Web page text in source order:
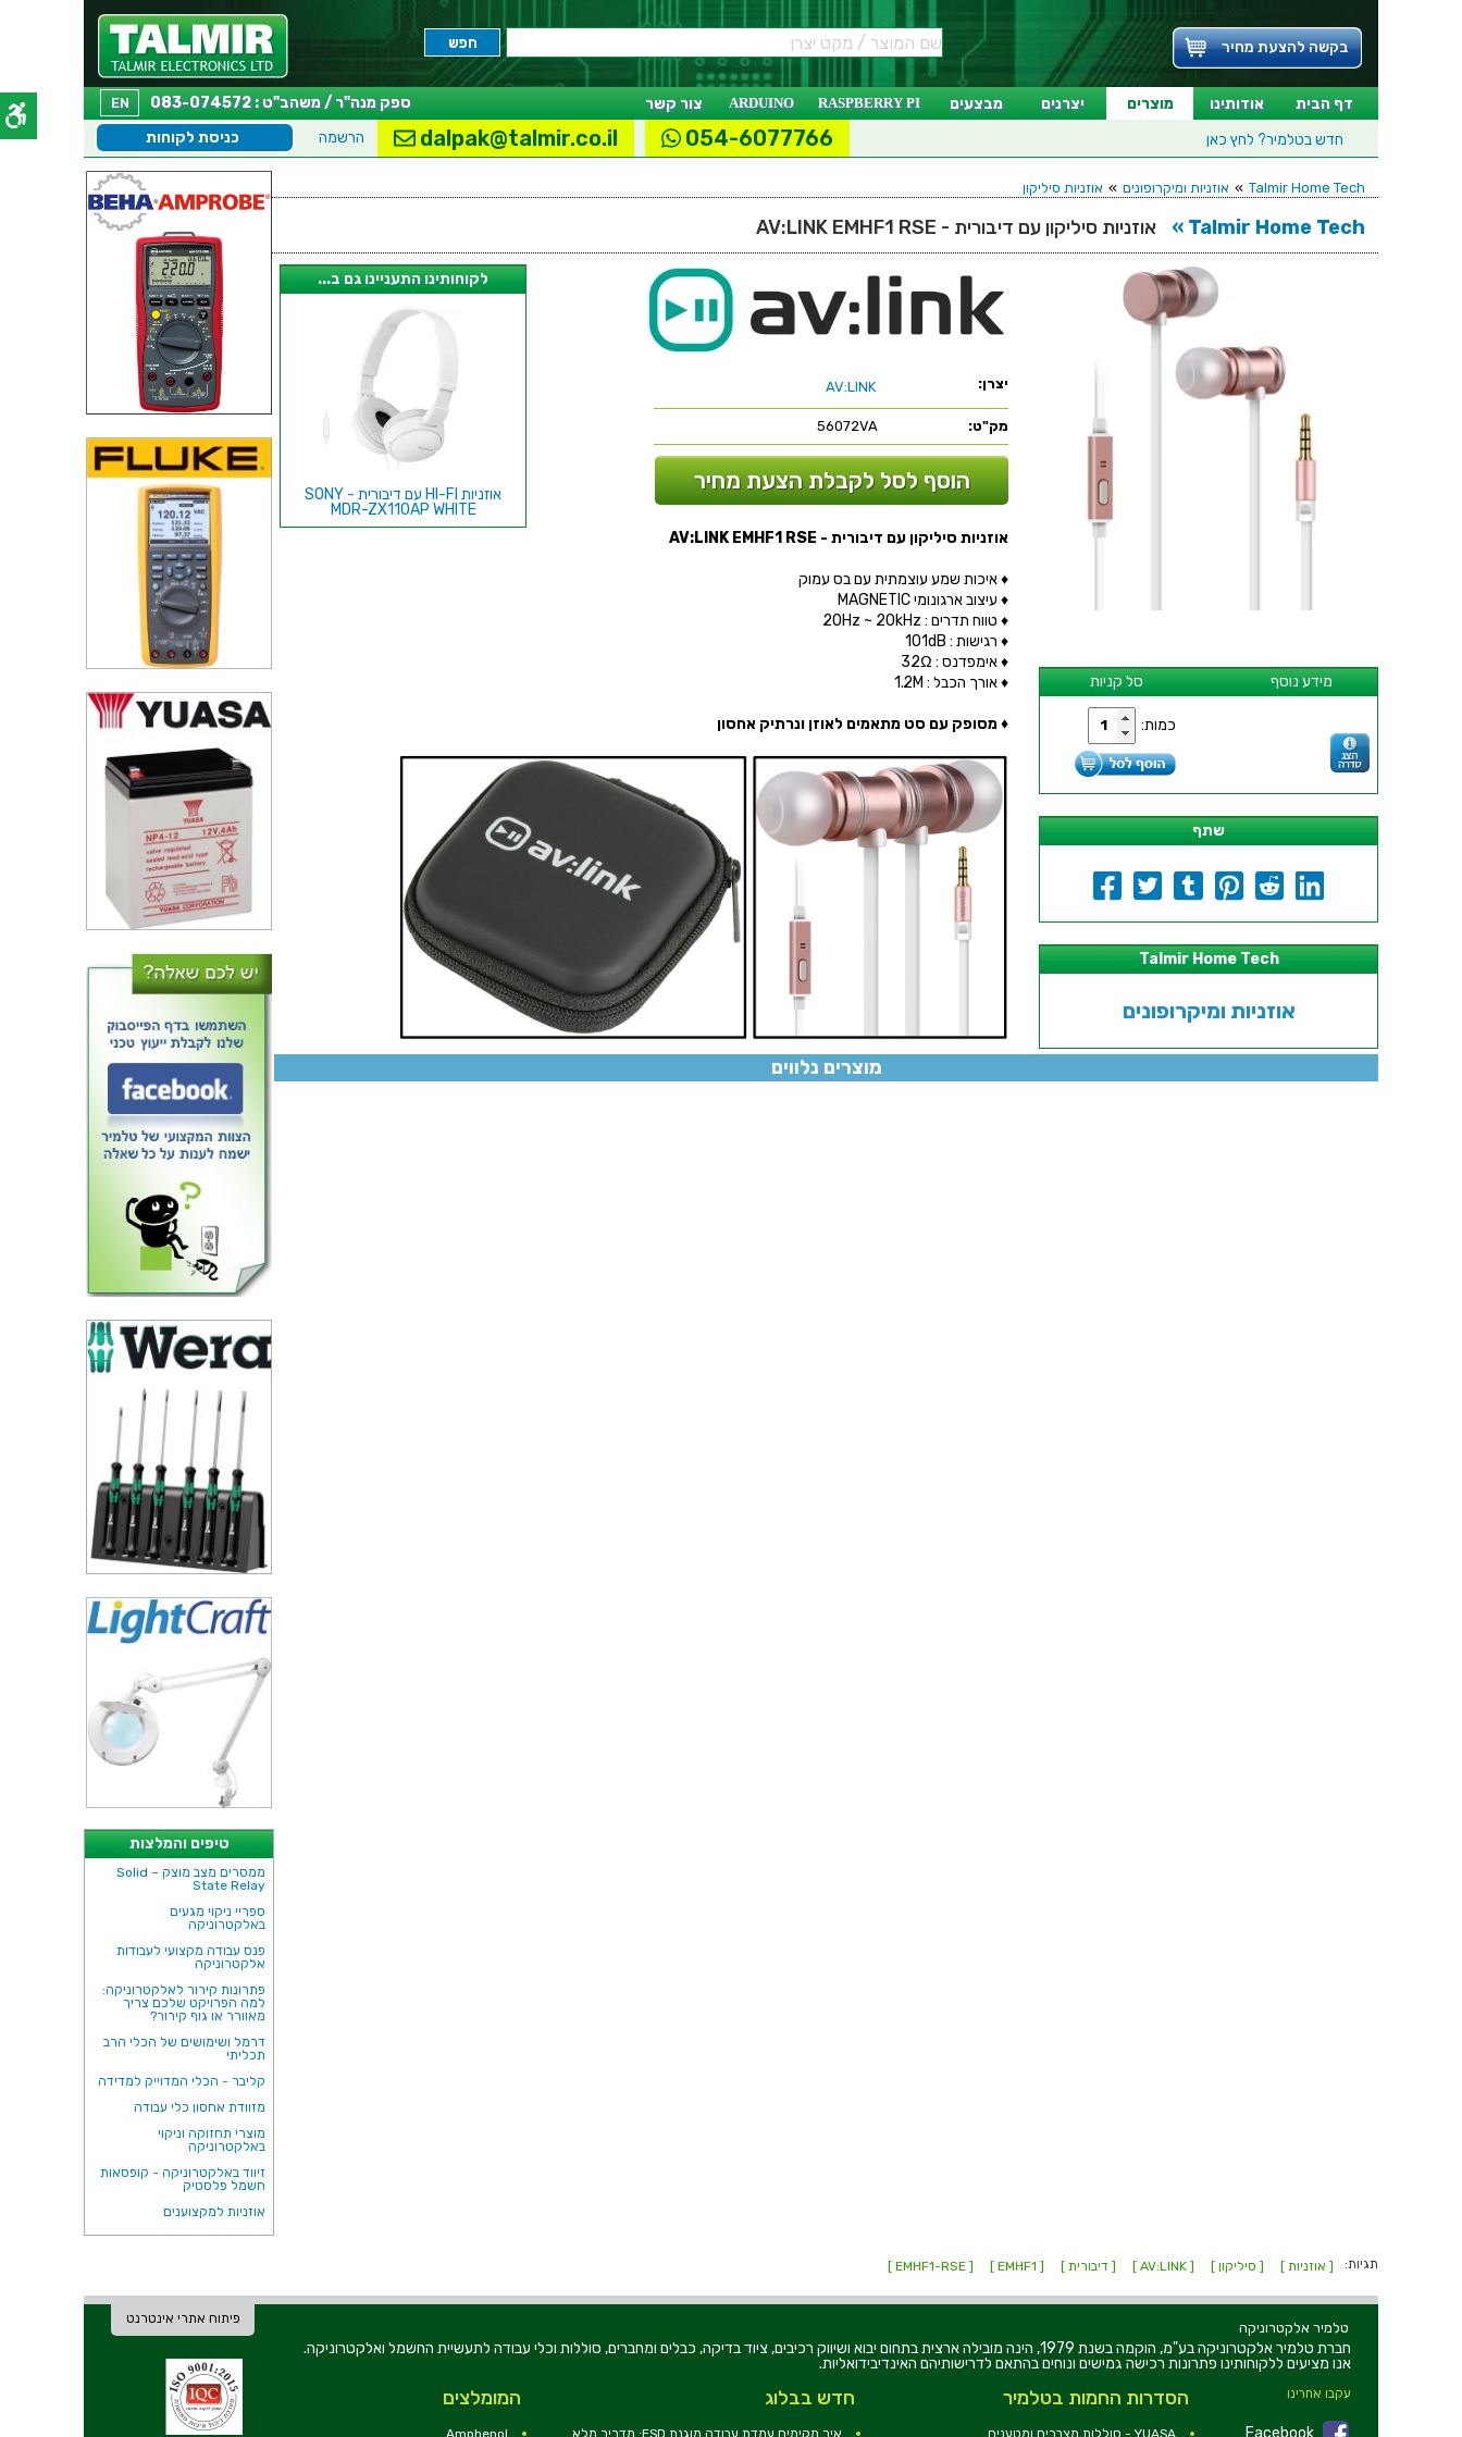
בקשה להצעת מחיר
דף הבית אודותינו מוצרים יצרנים מבצעים RASPBERRY PI
ARDUINO צור קשר EN
ספק מנה"ר / משהב"ט : 083-074572
חדש בטלמיר? לחץ כאן כניסת לקוחות הרשמה dalpak@talmir.co.il 054-6077766
טיפים והמלצות
ממסרים מצב מוצק – Solid
State Relay
ספריי ניקוי מגעים
באלקטרוניקה
פנס עבודה מקצועי לעבודות
אלקטרוניקה
פתרונות קירור לאלקטרוניקה:
למה הפרויקט שלכם צריך
מאוורר או גוף קירור?
דרמל ושימושים של הכלי הרב
תכליתי
קליבר - הכלי המדוייק למדידה
מזוודת אחסון כלי עבודה
מוצרי תחזוקה וניקוי
באלקטרוניקה
זיווד באלקטרוניקה - קופסאות
חשמל פלסטיק
אוזניות למקצוענים
Talmir Home Tech
» אוזניות ומיקרופונים » אוזניות סיליקון
Talmir Home Tech » אוזניות סיליקון עם דיבורית - AV:LINK EMHF1 RSE
סל קניות מידע נוסף
כמות:
שתף
Talmir Home Tech
אוזניות ומיקרופונים
יצרן: AV:LINK
מק"ט: 56072VA
הוסף לסל לקבלת הצעת מחיר
לקוחותינו התעניינו גם ב...
אוזניות HI-FI עם דיבורית - SONY
MDR-ZX110AP WHITE
אוזניות סיליקון עם דיבורית - AV:LINK EMHF1 RSE
♦ איכות שמע עוצמתית עם בס עמוק
♦ עיצוב ארגונומי MAGNETIC
♦ טווח תדרים : 20Hz ~ 20kHz
♦ רגישות : 101dB
♦ אימפדנס : 32Ω
♦ אורך הכבל : 1.2M
♦ מסופק עם סט מתאמים לאוזן ונרתיק אחסון
מוצרים נלווים
תגיות: [ אוזניות ] [ סיליקון ] [ AV:LINK ] [ דיבורית ] [ EMHF1 ]
[ EMHF1-RSE ]
פיתוח אתרי אינטרנט
טלמיר אלקטרוניקה
חברת טלמיר אלקטרוניקה בע"מ, הוקמה בשנת 1979, הינה מובילה ארצית בתחום יבוא ושיווק רכיבים, ציוד בדיקה, כבלים ומחברים, סוללות וכלי עבודה לתעשיית החשמל ואלקטרוניקה.
אנו מציעים ללקוחותינו פתרונות רכישה גמישים ונוחים בהתאם לדרישותיהם האינדיבידואליות.
עקבו אחרינו
Facebook
המומלצים
Amphenol
חדש בבלוג
איך מקימים עמדת עבודה מוגנת ESD: מדריך מלא
הסדרות החמות בטלמיר
YUASA - סוללות,מצברים ומטענים